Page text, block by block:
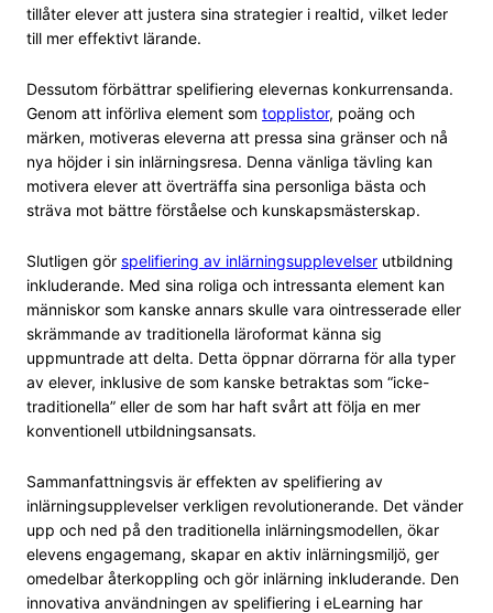
tillåter elever att justera sina strategier i realtid, vilket leder
till mer effektivt lärande.
Dessutom förbättrar spelifiering elevernas konkurrensanda.
Genom att införliva element som topplistor, poäng och
märken, motiveras eleverna att pressa sina gränser och nå
nya höjder i sin inlärningsresa. Denna vänliga tävling kan
motivera elever att överträffa sina personliga bästa och
sträva mot bättre förståelse och kunskapsmästerskap.
Slutligen gör spelifiering av inlärningsupplevelser utbildning
inkluderande. Med sina roliga och intressanta element kan
människor som kanske annars skulle vara ointresserade eller
skrämmande av traditionella läroformat känna sig
uppmuntrade att delta. Detta öppnar dörrarna för alla typer
av elever, inklusive de som kanske betraktas som “icke-
traditionella” eller de som har haft svårt att följa en mer
konventionell utbildningsansats.
Sammanfattningsvis är effekten av spelifiering av
inlärningsupplevelser verkligen revolutionerande. Det vänder
upp och ned på den traditionella inlärningsmodellen, ökar
elevens engagemang, skapar en aktiv inlärningsmiljö, ger
omedelbar återkoppling och gör inlärning inkluderande. Den
innovativa användningen av spelifiering i eLearning har